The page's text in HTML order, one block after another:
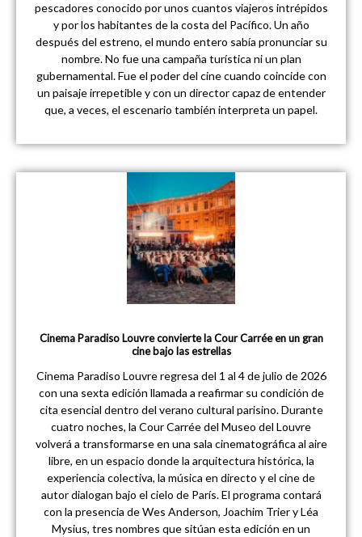
pescadores conocido por unos cuantos viajeros intrépidos
y por los habitantes de la costa del Pacífico. Un año
después del estreno, el mundo entero sabía pronunciar su
nombre. No fue una campaña turística ni un plan
gubernamental. Fue el poder del cine cuando coincide con
un paisaje irrepetible y con un director capaz de entender
que, a veces, el escenario también interpreta un papel.
Cinema Paradiso Louvre convierte la Cour Carrée en un gran
cine bajo las estrellas
Cinema Paradiso Louvre regresa del 1 al 4 de julio de 2026
con una sexta edición llamada a reafirmar su condición de
cita esencial dentro del verano cultural parisino. Durante
cuatro noches, la Cour Carrée del Museo del Louvre
volverá a transformarse en una sala cinematográfica al aire
libre, en un espacio donde la arquitectura histórica, la
experiencia colectiva, la música en directo y el cine de
autor dialogan bajo el cielo de París. El programa contará
con la presencia de Wes Anderson, Joachim Trier y Léa
Mysius, tres nombres que sitúan esta edición en un